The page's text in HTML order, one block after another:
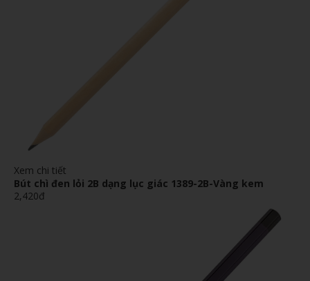
Xem chi tiết
Bút chì đen lỏi 2B dạng lục giác 1389-2B-Vàng kem
2,420đ